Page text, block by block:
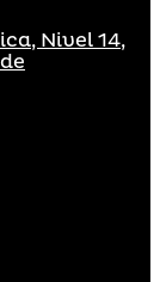
Nivel 14,